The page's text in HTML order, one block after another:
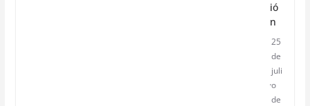
ió
n
25
de
juli
o
de